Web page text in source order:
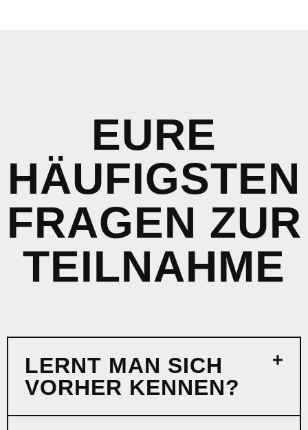
EURE
HÄUFIGSTEN
FRAGEN ZUR
TEILNAHME
LERNT MAN SICH
VORHER KENNEN?